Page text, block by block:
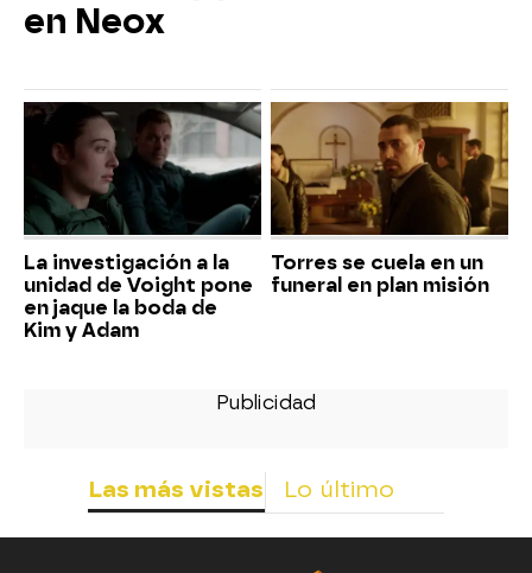
en Neox
La investigación a la
unidad de Voight pone
en jaque la boda de
Kim y Adam
Torres se cuela en un
funeral en plan misión
Las más vistas Lo último